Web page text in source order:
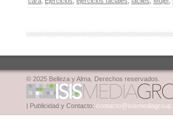
© 2025 Belleza y Alma. Derechos reservados.
| Publicidad y Contacto: